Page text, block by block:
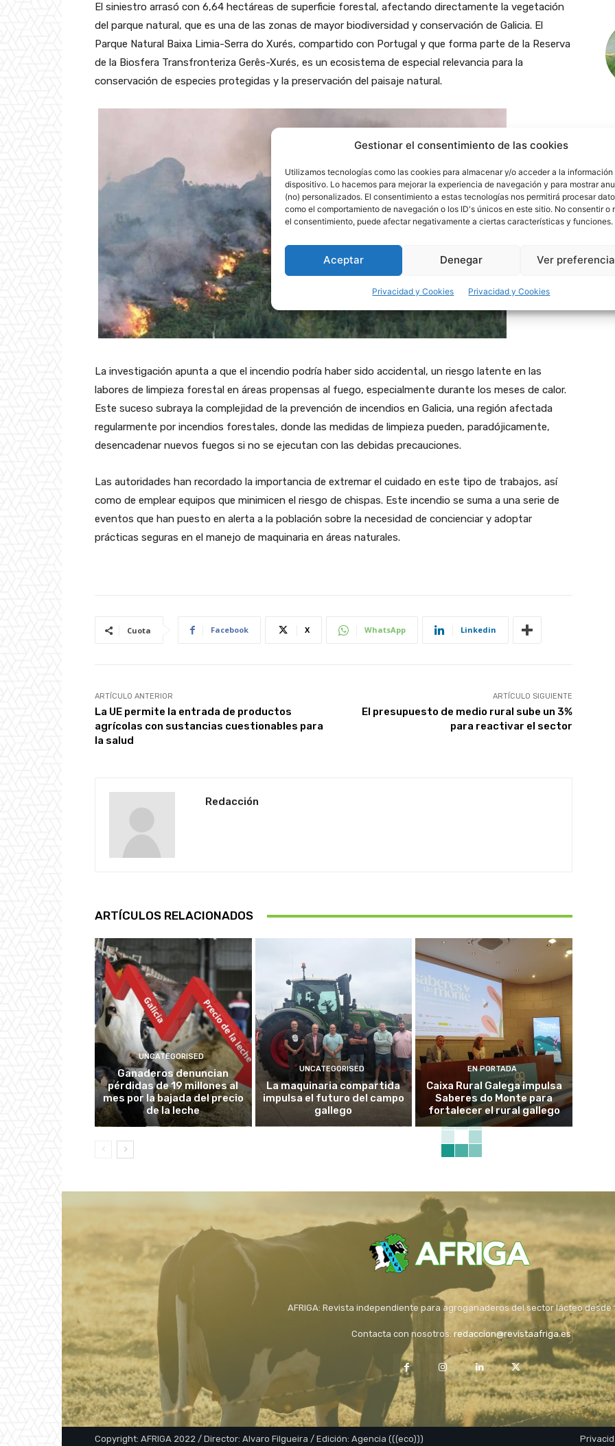
Gestionar el consentimiento de las cookies
Utilizamos tecnologías como las cookies para almacenar y/o acceder a la información
dispositivo. Lo hacemos para mejorar la experiencia de navegación y para mostrar
(no) personalizados. El consentimiento a estas tecnologías nos permitirá procesar
como el comportamiento de navegación o los ID's únicos en este sitio. No consentir o
el consentimiento, puede afectar negativamente a ciertas características y funciones.
Aceptar Denegar Ver
Privacidad y Cookies Privacidad y Cookies
El siniestro arrasó con 6,64 hectáreas de superficie forestal, afectando directamente la vegetación
del parque natural, que es una de las zonas de mayor biodiversidad y conservación de Galicia. El
Parque Natural Baixa Limia-Serra do Xurés, compartido con Portugal y que forma parte de la Reserva
de la Biosfera Transfronteriza Gerês-Xurés, es un ecosistema de especial relevancia para la
conservación de especies protegidas y la preservación del paisaje natural.
La investigación apunta a que el incendio podría haber sido accidental, un riesgo latente en las
labores de limpieza forestal en áreas propensas al fuego, especialmente durante los meses de calor.
Este suceso subraya la complejidad de la prevención de incendios en Galicia, una región afectada
regularmente por incendios forestales, donde las medidas de limpieza pueden, paradójicamente,
desencadenar nuevos fuegos si no se ejecutan con las debidas precauciones.
Las autoridades han recordado la importancia de extremar el cuidado en este tipo de trabajos, así
como de emplear equipos que minimicen el riesgo de chispas. Este incendio se suma a una serie de
eventos que han puesto en alerta a la población sobre la necesidad de concienciar y adoptar
prácticas seguras en el manejo de maquinaria en áreas naturales.
Cuota Facebook X WhatsApp Linkedin
ARTÍCULO ANTERIOR
La UE permite la entrada de productos
agrícolas con sustancias cuestionables para
la salud
ARTÍCULO SIGUIENTE
El presupuesto de medio rural sube un 3%
para reactivar el sector
Redacción
ARTÍCULOS RELACIONADOS
UNCATEGORISED
Ganaderos denuncian
pérdidas de 19 millones al
mes por la bajada del precio
de la leche
UNCATEGORISED
La maquinaria compartida
impulsa el futuro del campo
gallego
EN PORTADA
Caixa Rural Galega impulsa
Saberes do Monte para
fortalecer el rural gallego
AFRIGA: Revista independiente para agroganaderos del sector lácteo desde
Contacta con nosotros: redaccion@revistaafriga.es
Copyright: AFRIGA 2022 / Director: Alvaro Filgueira / Edición: Agencia (((eco)))